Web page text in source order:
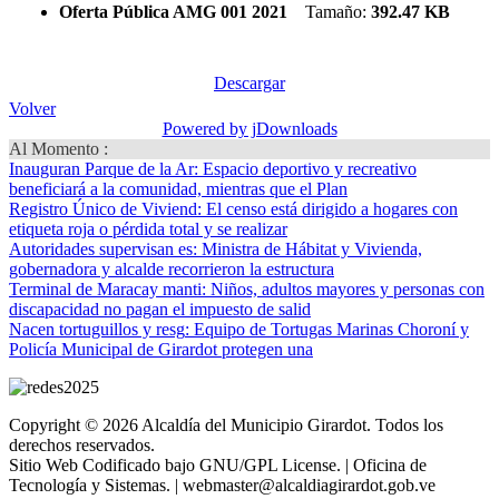
Oferta Pública AMG 001 2021 Tamaño: 392.47 KB
Descargar
Volver
Powered by jDownloads
Al Momento :
Inauguran Parque de la Ar: Espacio deportivo y recreativo
beneficiará a la comunidad, mientras que el Plan
Registro Único de Viviend: El censo está dirigido a hogares con
etiqueta roja o pérdida total y se realizar
Autoridades supervisan es: Ministra de Hábitat y Vivienda,
gobernadora y alcalde recorrieron la estructura
Terminal de Maracay manti: Niños, adultos mayores y personas con
discapacidad no pagan el impuesto de salid
Nacen tortuguillos y resg: Equipo de Tortugas Marinas Choroní y
Policía Municipal de Girardot protegen una
Copyright © 2026 Alcaldía del Municipio Girardot. Todos los
derechos reservados.
Sitio Web Codificado bajo GNU/GPL License. | Oficina de
Tecnología y Sistemas. | webmaster@alcaldiagirardot.gob.ve